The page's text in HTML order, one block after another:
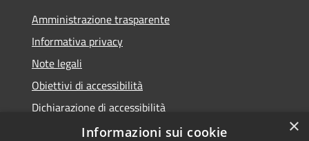
Amministrazione trasparente
Informativa privacy
Note legali
Obiettivi di accessibilità
Dichiarazione di accessibilità
Open Data
×
Informazioni sui cookie